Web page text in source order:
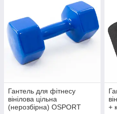
Гантель для фітнесу
вінілова цільна
(нерозбірна) OSPORT
+